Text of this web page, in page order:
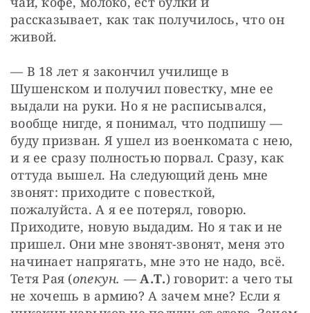
рассказывает, как так получилось, что он
живой.
— В 18 лет я закончил училище в
Шушенском и получил повестку, мне ее
выдали на руки. Но я не расписывался,
вообще нигде, я понимал, что подпишу —
буду призван. Я ушел из военкомата с нею,
и я ее сразу полностью порвал. Сразу, как
оттуда вышел. На следующий день мне
звонят: приходите с повесткой,
пожалуйста. А я ее потерял, говорю.
Приходите, новую выдадим. Но я так и не
пришел. Они мне звонят-звонят, меня это
начинает напрягать, мне это не надо, всё.
Тетя Рая (опекун. — А.Т.) говорит: а чего ты
не хочешь в армию? А зачем мне? Если я